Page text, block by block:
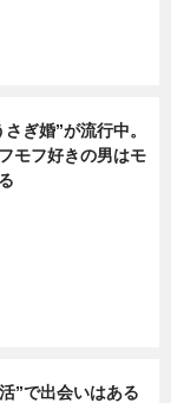
さぎ婚”が流行中。
モフ好きの男はモ
”で出会いはある